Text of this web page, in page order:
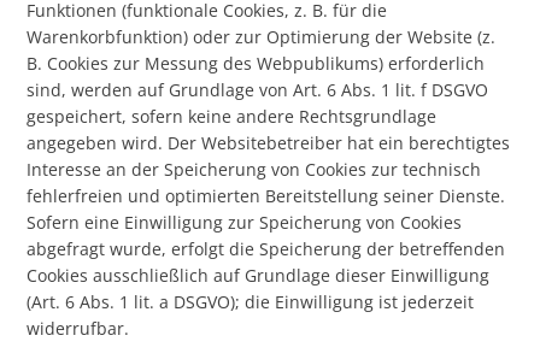
Funktionen (funktionale Cookies, z. B. für die
Warenkorbfunktion) oder zur Optimierung der Website (z.
B. Cookies zur Messung des Webpublikums) erforderlich
sind, werden auf Grundlage von Art. 6 Abs. 1 lit. f DSGVO
gespeichert, sofern keine andere Rechtsgrundlage
angegeben wird. Der Websitebetreiber hat ein berechtigtes
Interesse an der Speicherung von Cookies zur technisch
fehlerfreien und optimierten Bereitstellung seiner Dienste.
Sofern eine Einwilligung zur Speicherung von Cookies
abgefragt wurde, erfolgt die Speicherung der betreffenden
Cookies ausschließlich auf Grundlage dieser Einwilligung
(Art. 6 Abs. 1 lit. a DSGVO); die Einwilligung ist jederzeit
widerrufbar.